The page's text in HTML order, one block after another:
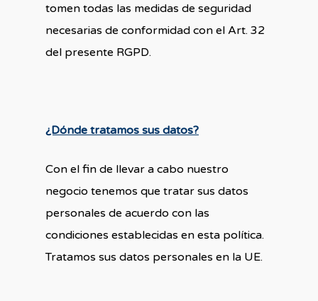
tomen todas las medidas de seguridad
necesarias de conformidad con el Art. 32
del presente RGPD.
¿Dónde tratamos sus datos?
Con el fin de llevar a cabo nuestro
negocio tenemos que tratar sus datos
personales de acuerdo con las
condiciones establecidas en esta política.
Tratamos sus datos personales en la UE.